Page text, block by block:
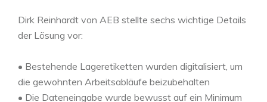
Dirk Reinhardt von AEB stellte sechs wichtige Details
der Lösung vor:
• Bestehende Lageretiketten wurden digitalisiert, um
die gewohnten Arbeitsabläufe beizubehalten
• Die Dateneingabe wurde bewusst auf ein Minimum